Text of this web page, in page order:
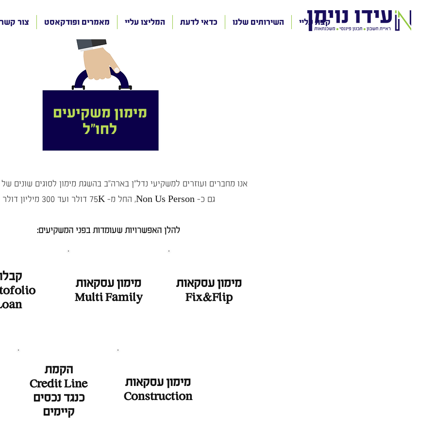
קצת עליי השירותים שלנו כדאי לדעת המליצו עליי מאמרים ופודקאסט צור קשר
מימון משקיעים
לחו"ל
אנו מחברים ועוזרים למשקיעי נדל"ן בארה"ב בהשגת מימון לסוגים שונים
גם כ- Non Us Person, החל מ- 75K דולר ועד 300 מיליון דולר
להלן האפשרויות שעומדות בפני המשקיעים:
מימון עסקאות
Multi Family
מימון עסקאות
Fix&Flip
הקמת
Credit Line
כנגד נכסים
קיימים
מימון עסקאות
Construction